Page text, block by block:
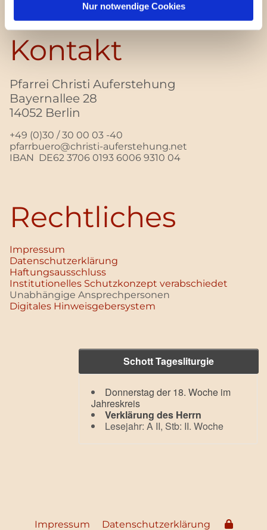
Nur notwendige Cookies
Kontakt
Pfarrei Christi Auferstehung
Bayernallee 28
14052 Berlin
+49 (0)30 / 30 00 03 -40
pfarrbuero@christi-auferstehung.net
IBAN DE62 3706 0193 6006 9310 04
Rechtliches
Impressum
Datenschutz­erklärung
Haftungsausschluss
Institutionelles Schutzkonzept verabschiedet
Unabhängige Ansprechpersonen
Digitales Hinweisgebersystem
Schott Tagesliturgie
Donnerstag der 18. Woche im
Jahreskreis
Verklärung des Herrn
Lesejahr: A II, Stb: II. Woche
Impressum Datenschutzerklärung